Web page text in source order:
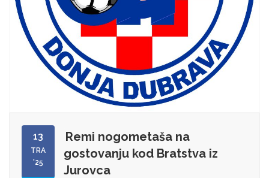
13
TRA
'25
Remi nogometaša na
gostovanju kod Bratstva iz
Jurovca